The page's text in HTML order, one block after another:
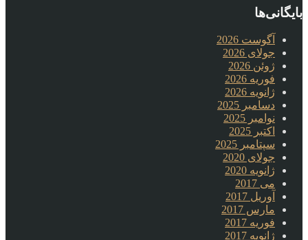
بایگانی‌ها
آگوست 2026
جولای 2026
ژوئن 2026
فوریه 2026
ژانویه 2026
دسامبر 2025
نوامبر 2025
اکتبر 2025
سپتامبر 2025
جولای 2020
ژانویه 2020
می 2017
آوریل 2017
مارس 2017
فوریه 2017
ژانویه 2017